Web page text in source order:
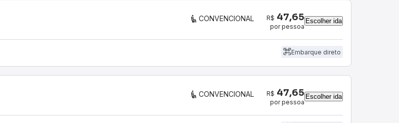
CONVENCIONAL R$ 47,65
por pessoa
Escolher ida
Embarque direto
CONVENCIONAL R$ 47,65
por pessoa
Escolher ida